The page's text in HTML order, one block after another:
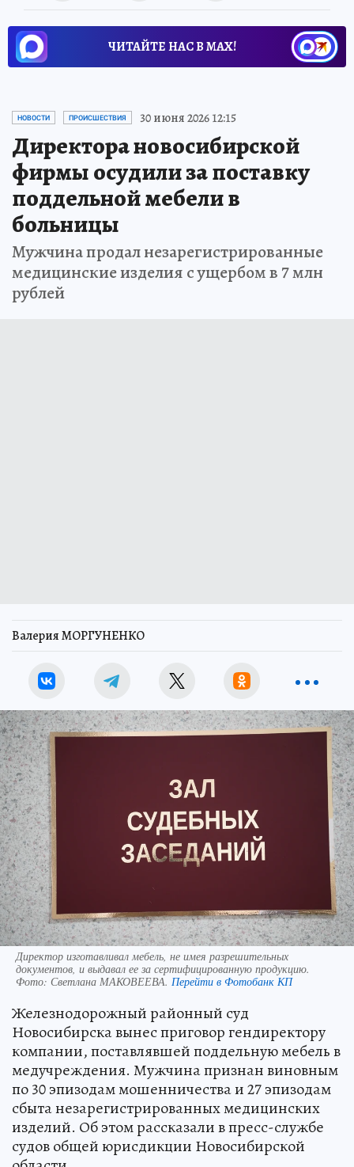
ЧИТАЙТЕ НАС В МАХ!
НОВОСТИ ПРОИСШЕСТВИЯ 30 июня 2026 12:15
Директора новосибирской
фирмы осудили за поставку
поддельной мебели в
больницы
Мужчина продал незарегистрированные
медицинские изделия с ущербом в 7 млн
рублей
Валерия МОРГУНЕНКО
Директор изготавливал мебель, не имея разрешительных
документов, и выдавал ее за сертифицированную продукцию.
Фото: Светлана МАКОВЕЕВА. Перейти в Фотобанк КП
Железнодорожный районный суд
Новосибирска вынес приговор гендиректору
компании, поставлявшей поддельную мебель в
медучреждения. Мужчина признан виновным
по 30 эпизодам мошенничества и 27 эпизодам
сбыта незарегистрированных медицинских
изделий. Об этом рассказали в пресс-службе
судов общей юрисдикции Новосибирской